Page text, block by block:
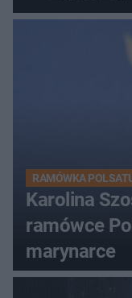
RAMÓWKA
Karolina
ramówce
marynarce